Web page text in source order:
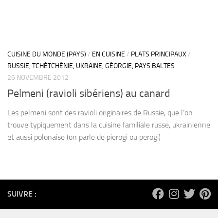
CUISINE DU MONDE (PAYS) / EN CUISINE / PLATS PRINCIPAUX/
RUSSIE, TCHÉTCHÉNIE, UKRAINE, GÉORGIE, PAYS BALTES
26 NOVEMBRE 2012
Pelmeni (ravioli sibériens) au canard
Les pelmeni sont des ravioli originaires de Russie, que l’on
trouve typiquement dans la cuisine familiale russe, ukrainienne
et aussi polonaise (on parle de pierogi ou perogi)
SUIVRE :